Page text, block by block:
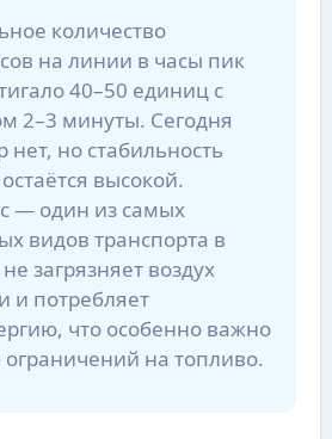
количество
на линии в часы пик
40–50 единиц с
2–3 минуты. Сегодня
нет, но стабильность
высокой.
— один из самых
видов транспорта в
загрязняет воздух
и потребляет
что особенно важно
на топливо.